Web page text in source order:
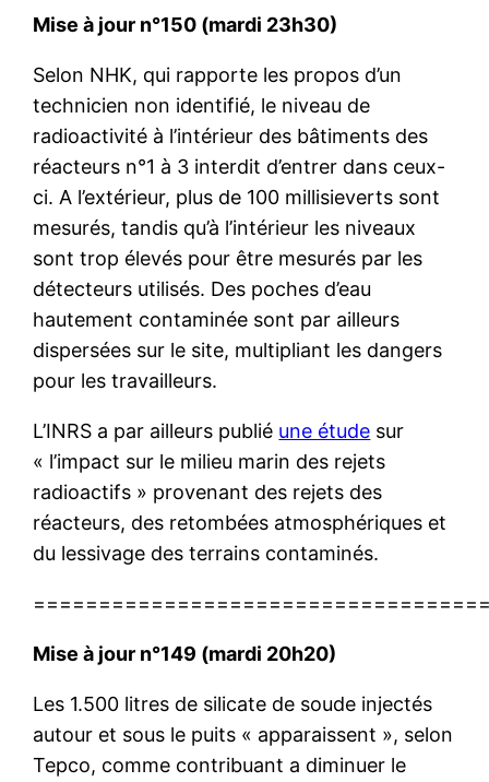
Mise à jour n°150 (mardi 23h30)
Selon NHK, qui rapporte les propos d’un
technicien non identifié, le niveau de
radioactivité à l’intérieur des bâtiments des
réacteurs n°1 à 3 interdit d’entrer dans ceux-
ci. A l’extérieur, plus de 100 millisieverts sont
mesurés, tandis qu’à l’intérieur les niveaux
sont trop élevés pour être mesurés par les
détecteurs utilisés. Des poches d’eau
hautement contaminée sont par ailleurs
dispersées sur le site, multipliant les dangers
pour les travailleurs.
L’INRS a par ailleurs publié une étude sur
« l’impact sur le milieu marin des rejets
radioactifs » provenant des rejets des
réacteurs, des retombées atmosphériques et
du lessivage des terrains contaminés.
Mise à jour n°149 (mardi 20h20)
Les 1.500 litres de silicate de soude injectés
autour et sous le puits « apparaissent », selon
Tepco, comme contribuant a diminuer le